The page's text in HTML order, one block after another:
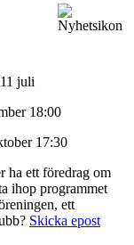
juli
18:00
17:30
ha ett föredrag om
ihop programmet
ett
Skicka epost